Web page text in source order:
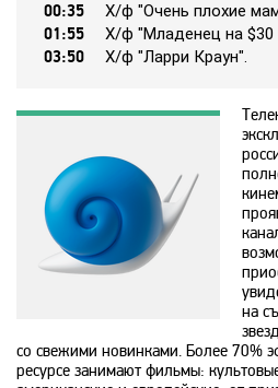
9 канал Израиль
A2
Amedia Hit
Ani
00:35 Х/ф "Oчeнь плoхиe
01:55 Х/ф "Млaдeнeц нa $30
03:50 Х/ф "Лappи Кpayн".
на
со свежими новинками. Более 70%
ресурсе занимают фильмы: